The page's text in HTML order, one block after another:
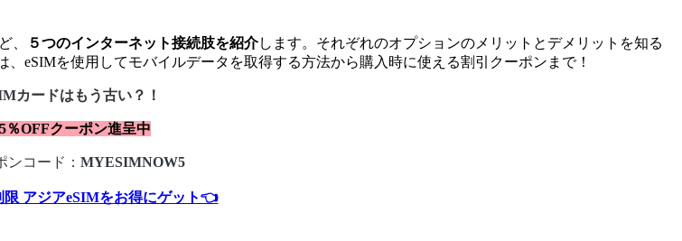
、 ５つのインターネット接続肢を紹介します。それぞれのオプションのメリットとデメリットを知る
eSIMを使用してモバイルデータを取得する方法から購入時に使える割引クーポンまで！
カードはもう古い？！
5％OFFクーポン進呈中
ンコード： MYESIMNOW5
限 アジアeSIMをお得にゲット👈